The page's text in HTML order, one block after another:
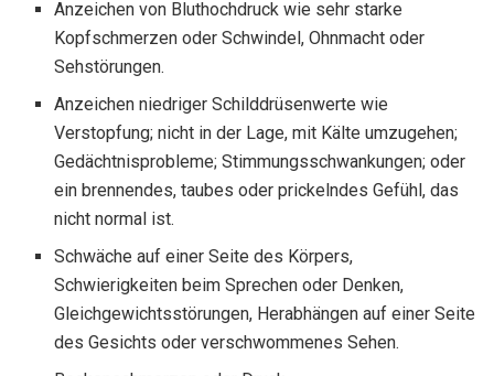
Anzeichen von Bluthochdruck wie sehr starke
Kopfschmerzen oder Schwindel, Ohnmacht oder
Sehstörungen.
Anzeichen niedriger Schilddrüsenwerte wie
Verstopfung; nicht in der Lage, mit Kälte umzugehen;
Gedächtnisprobleme; Stimmungsschwankungen; oder
ein brennendes, taubes oder prickelndes Gefühl, das
nicht normal ist.
Schwäche auf einer Seite des Körpers,
Schwierigkeiten beim Sprechen oder Denken,
Gleichgewichtsstörungen, Herabhängen auf einer Seite
des Gesichts oder verschwommenes Sehen.